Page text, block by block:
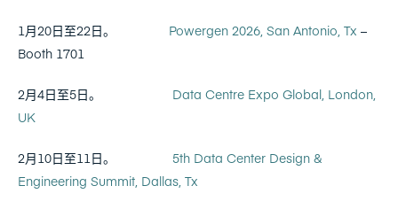
1月20日至22日。 Powergen 2026, San Antonio, Tx –
Booth 1701
2月4日至5日。 Data Centre Expo Global, London,
UK
2月10日至11日。
5th Data Center Design &
Engineering Summit, Dallas, Tx